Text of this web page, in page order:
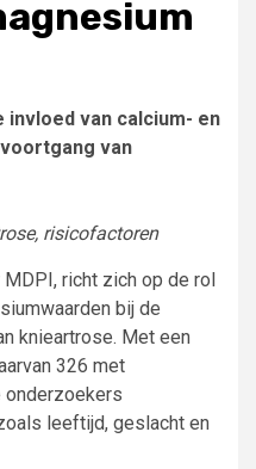
van calcium- en
van
risicofactoren
richt zich op de rol
bij de
knieartrose. Met een
326 met
onderzoekers
leeftijd, geslacht en